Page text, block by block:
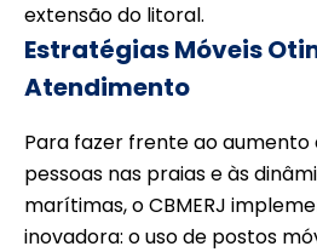
extensão do litoral.
Estratégias Móveis
Atendimento
Para fazer frente ao aumento
pessoas nas praias e às
marítimas, o CBMERJ
inovadora: o uso de postos